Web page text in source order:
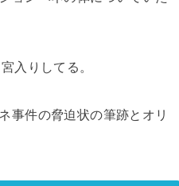
入りしてる。
事件の脅迫状の筆跡とオリ